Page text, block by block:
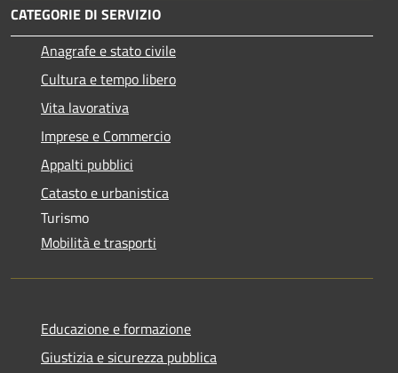
CATEGORIE DI SERVIZIO
Anagrafe e stato civile
Cultura e tempo libero
Vita lavorativa
Imprese e Commercio
Appalti pubblici
Catasto e urbanistica
Turismo
Mobilità e trasporti
Educazione e formazione
Giustizia e sicurezza pubblica